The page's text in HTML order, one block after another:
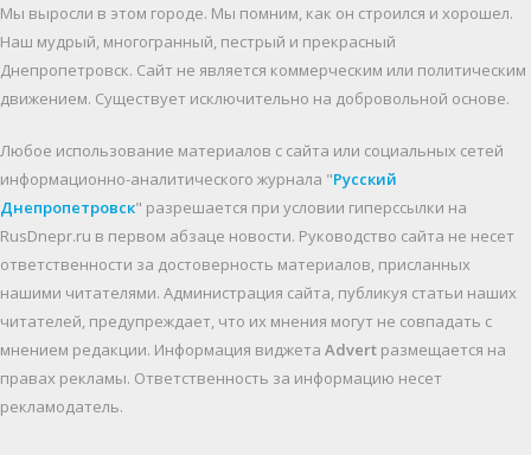
Мы выросли в этом городе. Мы помним, как он строился и хорошел.
Наш мудрый, многогранный, пестрый и прекрасный
Днепропетровск. Cайт не является коммерческим или политическим
движением. Существует исключительно на добровольной основе.
Любое использование материалов c сайта или социальных сетей
информационно-аналитического журнала "Русский
Днепропетровск" разрешается при условии гиперссылки на
RusDnepr.ru в первом абзаце новости. Руководство сайта не несет
ответственности за достоверность материалов, присланных
нашими читателями. Администрация сайта, публикуя статьи наших
читателей, предупреждает, что их мнения могут не совпадать с
мнением редакции. Информация виджета Advert размещается на
правах рекламы. Ответственность за информацию несет
рекламодатель.